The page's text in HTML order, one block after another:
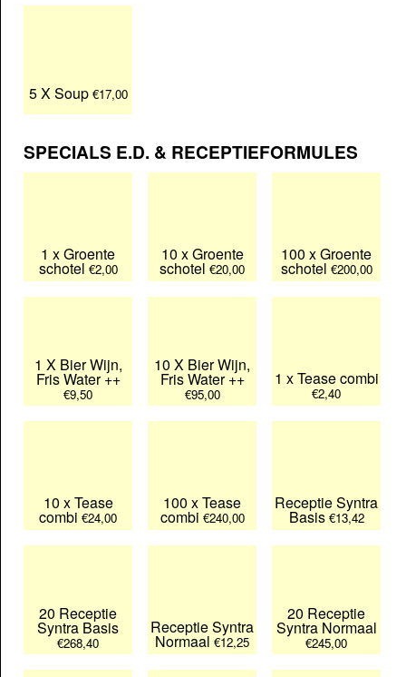
5 X Soup €17,00
SPECIALS E.D. & RECEPTIEFORMULES
1 x Groente
schotel €2,00
10 x Groente
schotel €20,00
100 x Groente
schotel €200,00
1 X Bier Wijn,
Fris Water ++
€9,50
10 X Bier Wijn,
Fris Water ++
€95,00
1 x Tease combi
€2,40
10 x Tease
combi €24,00
100 x Tease
combi €240,00
Receptie Syntra
Basis €13,42
20 Receptie
Syntra Basis
€268,40
Receptie Syntra
Normaal €12,25
20 Receptie
Syntra Normaal
€245,00